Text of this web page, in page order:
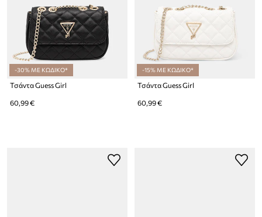
-30% ΜΕ ΚΩΔΙΚΟ*
Τσάντα Guess Girl
60,99 €
-15% ΜΕ ΚΩΔΙΚΟ*
Τσάντα Guess Girl
60,99 €